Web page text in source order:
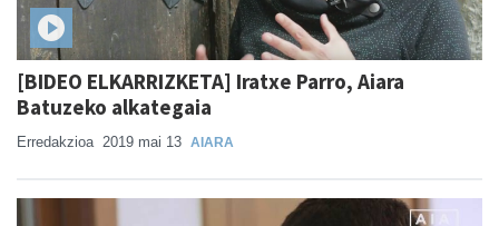
[BIDEO ELKARRIZKETA] Iratxe Parro, Aiara
Batuzeko alkategaia
Erredakzioa 2019 mai 13 AIARA